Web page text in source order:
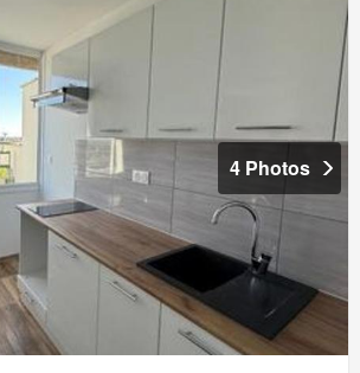
4 Photos